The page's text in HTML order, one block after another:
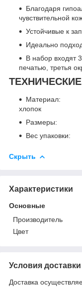
Благодаря
чувствительной
Устойчивые к
Идеально
В набор входят
печатью, третья
хлопок
Вес
Скрыть
Характеристики
Основные
Производитель
Цвет
Условия доставки
Доставка